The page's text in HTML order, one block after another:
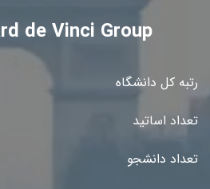
رتبه کل دانشگاه
تعداد اساتید
تعداد دانشجو
de Vinci Group